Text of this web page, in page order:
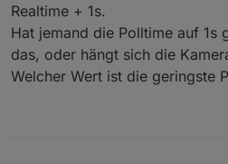
Realtime + 1s.
Hat jemand die Polltime auf 1s
das, oder hängt sich die
Welcher Wert ist die geringste